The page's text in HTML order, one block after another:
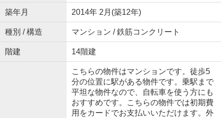
築年月 2014年 2月(築12年)
種別 / 構造 マンション / 鉄筋コンクリート
階建 14階建
こちらの物件はマンションです。徒歩5
分の位置に駅がある物件です。乗駅まで
平坦な物件なので、自転車を使う方にも
おすすめです。こちらの物件では初期費
用をカードでお支払いいただけます。外